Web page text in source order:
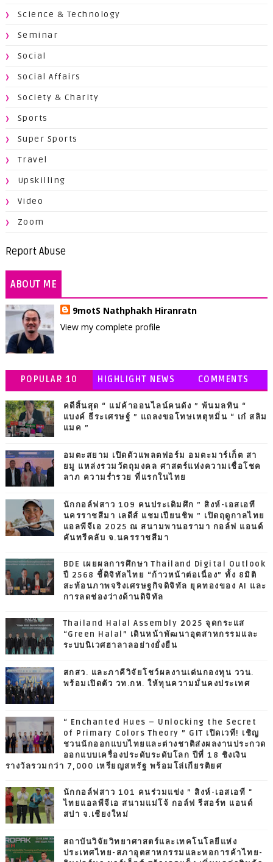
Science & Technology
Seminar
Social
Social Affairs
Society & Charity
Sports
Super Sports
Travel
Upskilling
Video
Zoom
Report Abuse
ABOUT ME
9motS Nathphakh Hiranratn
View my complete profile
POPULAR 10 HIGHLIGHT NEWS COMMENTS
คดีสิ้นสุด “ แม่ค้าออนไลน์คนดัง ” พ้นมลทิน “
แบงค์ ธีระเศรษฐ์ ” แถลงขอโทษเหตุหมิ่น “ เก๋ สลิม
แมค ”
อมตะสยาม เปิดตัวแพลตฟอร์ม อมตะมาร์เก็ต สา
ยมู แหล่งรวมวัตถุมงคล ศาสตร์แห่งความเชื่อโชค
ลาภ ความร่ำรวย ที่แรกในไทย
นักกอล์ฟสาว 109 คนประเดิมศึก ” สิงห์-เอสเอที
นครราชสีมา เลดีส์ แชมเปียนชิพ ” เปิดฤดูกาลไทย
แอลพีจีเอ 2025 ณ สนามพานอรามา กอล์ฟ แอนด์
คันทรีคลับ จ.นครราชสีมา
BDE เผยผลการศึกษา Thailand Digital Outlook
ปี 2568 ชี้ดิจิทัลไทย “ก้าวหน้าต่อเนื่อง” ทั้ง 8มิติ
สะท้อนภาพจริงเศรษฐกิจดิจิทัล ยุคทองของ AI และ
การลดช่องว่างด้านดิจิทัล
Thailand Halal Assembly 2025 จุดกระแส
“Green Halal” เดินหน้าพัฒนาอุตสาหกรรมและ
ระบบนิเวศฮาลาลอย่างยั่งยืน
สกสว. และภาคีวิจัยโชว์ผลงานเด่นกองทุน ววน.
พร้อมเปิดตัว วท.กห. ให้ทุนความมั่นคงประเทศ
“ Enchanted Hues – Unlocking the Secret
of Primary Colors Theory ” GIT เปิดเวที! เชิญ
ชวนนักออกแบบไทยและต่างชาติส่งผลงานประกวด
ออกแบบเครื่องประดับระดับโลก ปีที่ 18 ชิงเงิน
รางวัลรวมกว่า 7,000 เหรียญสหรัฐ พร้อมโล่เกียรติยศ
นักกอล์ฟสาว 101 คนร่วมแข่ง ” สิงห์-เอสเอที "
ไทยแอลพีจีเอ สนามแม่โจ้ กอล์ฟ รีสอร์ท แอนด์
สปา จ.เชียงใหม่
สถาบันวิจัยวิทยาศาสตร์และเทคโนโลยีแห่ง
ประเทศไทย-สภาอุตสาหกรรมและหอการค้าไทย-